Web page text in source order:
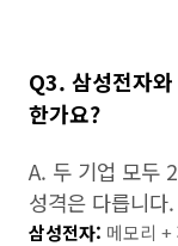
Q3. 삼성전자
한가요?
A. 두 기업 모두
성격은 다릅니다.
삼성전자: 메모리 +